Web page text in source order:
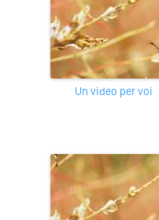
Un video per voi